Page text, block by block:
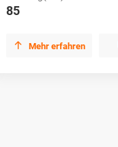
85
 Mehr erfahren